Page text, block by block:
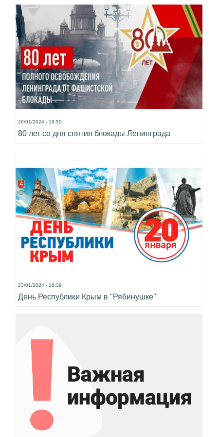
26/01/2024 - 19:50
80 лет со дня снятия блокады Ленинграда
23/01/2024 - 18:39
День Республики Крым в "Рябинушке"